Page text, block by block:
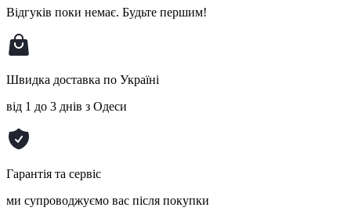
Відгуків поки немає. Будьте першим!
Швидка доставка по Україні
від 1 до 3 днів з Одеси
Гарантія та сервіс
ми супроводжуємо вас після покупки